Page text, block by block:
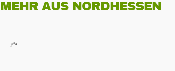
MEHR AUS NORDHESSEN